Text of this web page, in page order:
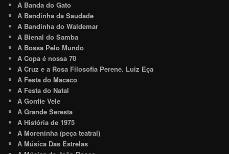
A Banda do Gato
A Bandinha da Saudade
A Bandinha do Waldemar
A Bienal do Samba
A Bossa Pelo Mundo
A Copa é nossa 70
A Cruz e a Rosa Filosofia Perene. Luiz Eça
A Festa do Macaco
A Festa do Natal
A Gonfie Vele
A Grande Seresta
A História de 1975
A Moreninha (peça teatral)
A Música Das Estrelas